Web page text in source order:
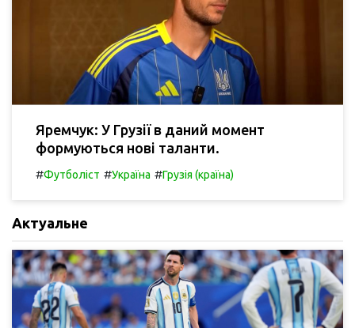
Яремчук: У Грузії в даний момент
формуються нові таланти.
#Футболіст #Україна #Грузія (країна)
Актуальне